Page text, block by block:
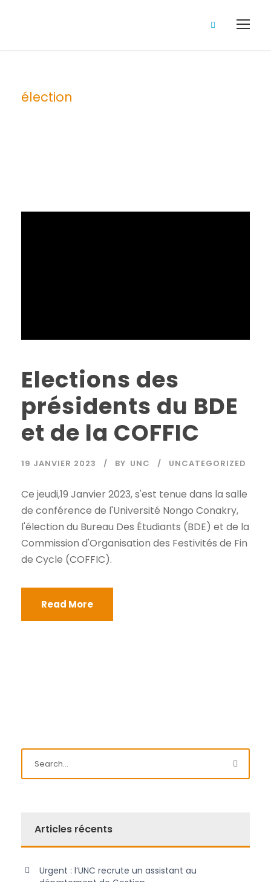
élection
Elections des
présidents du BDE
et de la COFFIC
19 JANVIER 2023 BY UNC UNCATEGORIZED
Ce jeudi,19 Janvier 2023, s'est tenue dans la salle
de conférence de l'Université Nongo Conakry,
l'élection du Bureau Des Étudiants (BDE) et de la
Commission d'Organisation des Festivités de Fin
de Cycle (COFFIC).
Read More
Articles récents
Urgent : l’UNC recrute un assistant au